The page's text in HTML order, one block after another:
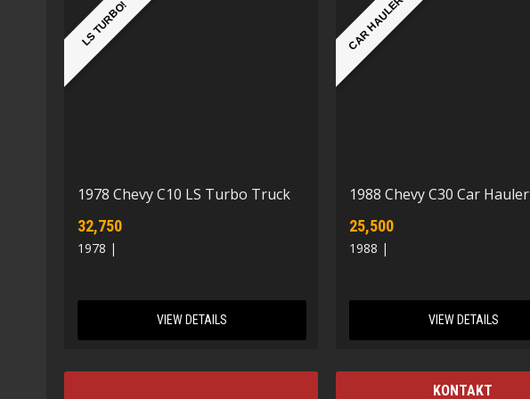
LS TURBO!
1978 Chevy C10 LS Turbo Truck
32,750
1978 |
VIEW DETAILS
CAR HAULER
1988 Chevy C30 Car Hauler
25,500
1988 |
VIEW DETAILS
KONTAKT